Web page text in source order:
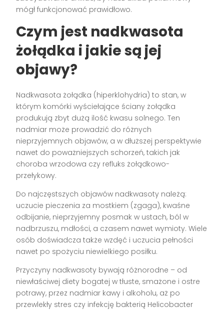
mógł funkcjonować prawidłowo.
Czym jest nadkwasota
żołądka i jakie są jej
objawy?
Nadkwasota żołądka (hiperklohydria) to stan, w
którym komórki wyściełające ściany żołądka
produkują zbyt dużą ilość kwasu solnego. Ten
nadmiar może prowadzić do różnych
nieprzyjemnych objawów, a w dłuższej perspektywie
nawet do poważniejszych schorzeń, takich jak
choroba wrzodowa czy refluks żołądkowo-
przełykowy.
Do najczęstszych objawów nadkwasoty należą:
uczucie pieczenia za mostkiem (zgaga), kwaśne
odbijanie, nieprzyjemny posmak w ustach, ból w
nadbrzuszu, mdłości, a czasem nawet wymioty. Wiele
osób doświadcza także wzdęć i uczucia pełności
nawet po spożyciu niewielkiego posiłku.
Przyczyny nadkwasoty bywają różnorodne – od
niewłaściwej diety bogatej w tłuste, smażone i ostre
potrawy, przez nadmiar kawy i alkoholu, aż po
przewlekły stres czy infekcję bakterią Helicobacter